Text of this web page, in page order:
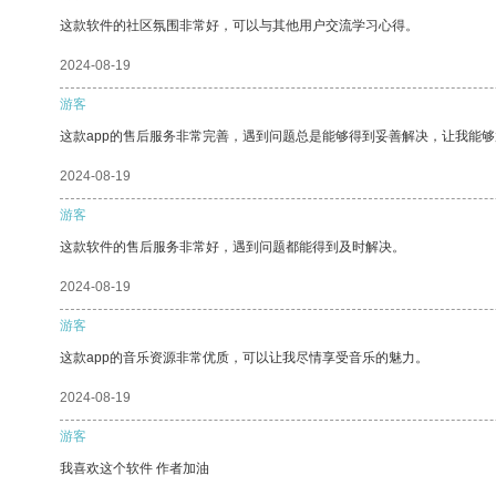
这款软件的社区氛围非常好，可以与其他用户交流学习心得。
2024-08-19
游客
这款app的售后服务非常完善，遇到问题总是能够得到妥善解决，让我能够
2024-08-19
游客
这款软件的售后服务非常好，遇到问题都能得到及时解决。
2024-08-19
游客
这款app的音乐资源非常优质，可以让我尽情享受音乐的魅力。
2024-08-19
游客
我喜欢这个软件 作者加油